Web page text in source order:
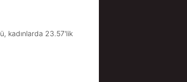
kadınlarda 23.57'lik